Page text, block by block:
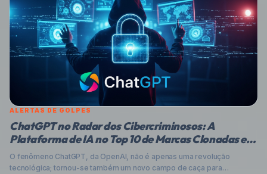
ALERTAS DE GOLPES
ChatGPT no Radar dos Cibercriminosos: A
Plataforma de IA no Top 10 de Marcas Clonadas em
Phishing
O fenômeno ChatGPT, da OpenAI, não é apenas uma revolução
tecnológica; tornou-se também um novo campo de caça para